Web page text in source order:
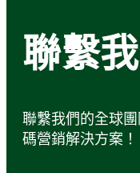
聯繫
聯繫我們的全球
碼營銷解決方案！